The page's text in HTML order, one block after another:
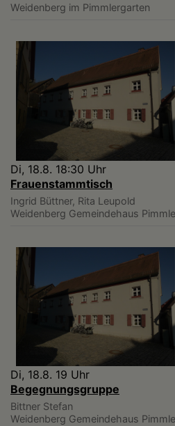
Weidenberg im Pimmlergarten
Di, 18.8. 18:30 Uhr
Frauenstammtisch
Ingrid Büttner, Rita Leupold
Weidenberg Gemeindehaus
Di, 18.8. 19 Uhr
Begegnungsgruppe
Bittner Stefan
Weidenberg Gemeindehaus